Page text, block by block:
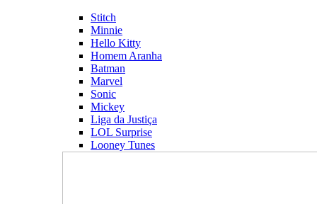
Stitch
Minnie
Hello Kitty
Homem Aranha
Batman
Marvel
Sonic
Mickey
Liga da Justiça
LOL Surprise
Looney Tunes